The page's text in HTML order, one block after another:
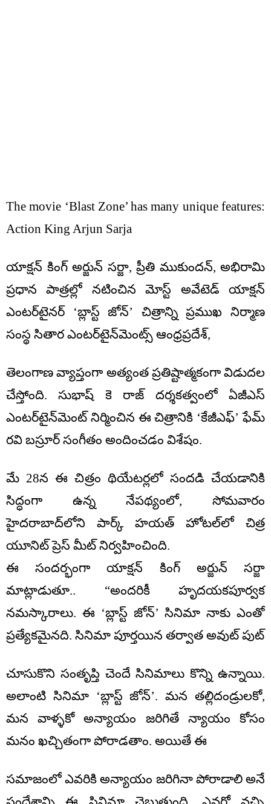
The movie ‘Blast Zone’ has many unique features:
Action King Arjun Sarja
యాక్షన్ కింగ్ అర్జున్ సర్జా, ప్రీతి ముకుందన్, అభిరామి
ప్రధాన పాత్రల్లో నటించిన మోస్ట్ అవేటెడ్ యాక్షన్
ఎంటర్‌టైనర్ ‘బ్లాస్ట్ జోన్’ చిత్రాన్ని ప్రముఖ నిర్మాణ
సంస్థ సితార ఎంటర్‌టైన్‌మెంట్స్ ఆంధ్రప్రదేశ్,
తెలంగాణ వ్యాప్తంగా అత్యంత ప్రతిష్టాత్మకంగా విడుదల
చేస్తోంది. సుభాష్ కె రాజ్ దర్శకత్వంలో ఏజీఎస్
ఎంటర్‌టైన్‌మెంట్ నిర్మించిన ఈ చిత్రానికి ‘కేజీఎఫ్’ ఫేమ్
రవి బస్రూర్ సంగీతం అందించడం విశేషం.
మే 28న ఈ చిత్రం థియేటర్లలో సందడి చేయడానికి
సిద్ధంగా ఉన్న నేపథ్యంలో, సోమవారం
హైదరాబాద్‌లోని పార్క్ హయత్ హోటల్‌లో చిత్ర
యూనిట్ ప్రెస్ మీట్ నిర్వహించింది.
ఈ సందర్భంగా యాక్షన్ కింగ్ అర్జున్ సర్జా
మాట్లాడుతూ.. “అందరికీ హృదయకపూర్వక
నమస్కారాలు. ఈ ‘బ్లాస్ట్ జోన్’ సినిమా నాకు ఎంతో
ప్రత్యేకమైనది. సినిమా పూర్తయిన తర్వాత అవుట్ పుట్
చూసుకొని సంతృప్తి చెందే సినిమాలు కొన్ని ఉన్నాయి.
అలాంటి సినిమా ‘బ్లాస్ట్ జోన్’. మన తల్లిదండ్రులకో,
మన వాళ్ళకో అన్యాయం జరిగితే న్యాయం కోసం
మనం ఖచ్చితంగా పోరాడతాం. అయితే ఈ
సమాజంలో ఎవరికి అన్యాయం జరిగినా పోరాడాలి అనే